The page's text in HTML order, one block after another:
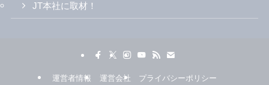
JT本社に取材！
運営者情報 運営会社 プライバシーポリシー